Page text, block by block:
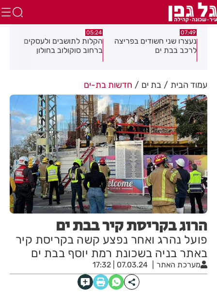
05:24
הקלות לתושבים ולעסקים
ברחוב סוקולוב בחולון
05:18
תושב חולון נעצר בתום
מרדף בעקבות אירוע
עמוד הבית בת ים חדשות בת-ים
הרוג בקריסת קיר בבת ים
פועל נהרג ואחר נפצע קשה בקריסת קיר
באתר בניה בשכונת רמת יוסף בבת ים
מערכת האתר 07.03.24 | 17:32